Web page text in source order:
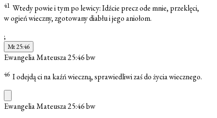
41 Wtedy powie i tym po lewicy: Idźcie precz ode mnie, przeklęci,
w ogień wieczny, zgotowany diabłu i jego aniołom.
;
Mt 25:46
Ewangelia Mateusza 25:46bw
46 I odejdą ci na kaźń wieczną, sprawiedliwi zaś do życia wiecznego.
Ewangelia Mateusza 25:46bw